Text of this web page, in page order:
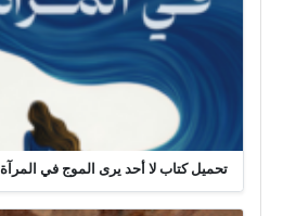
تحميل كتاب لا أحد يرى الموج في المرآة PDF صابرين الديب مجانا